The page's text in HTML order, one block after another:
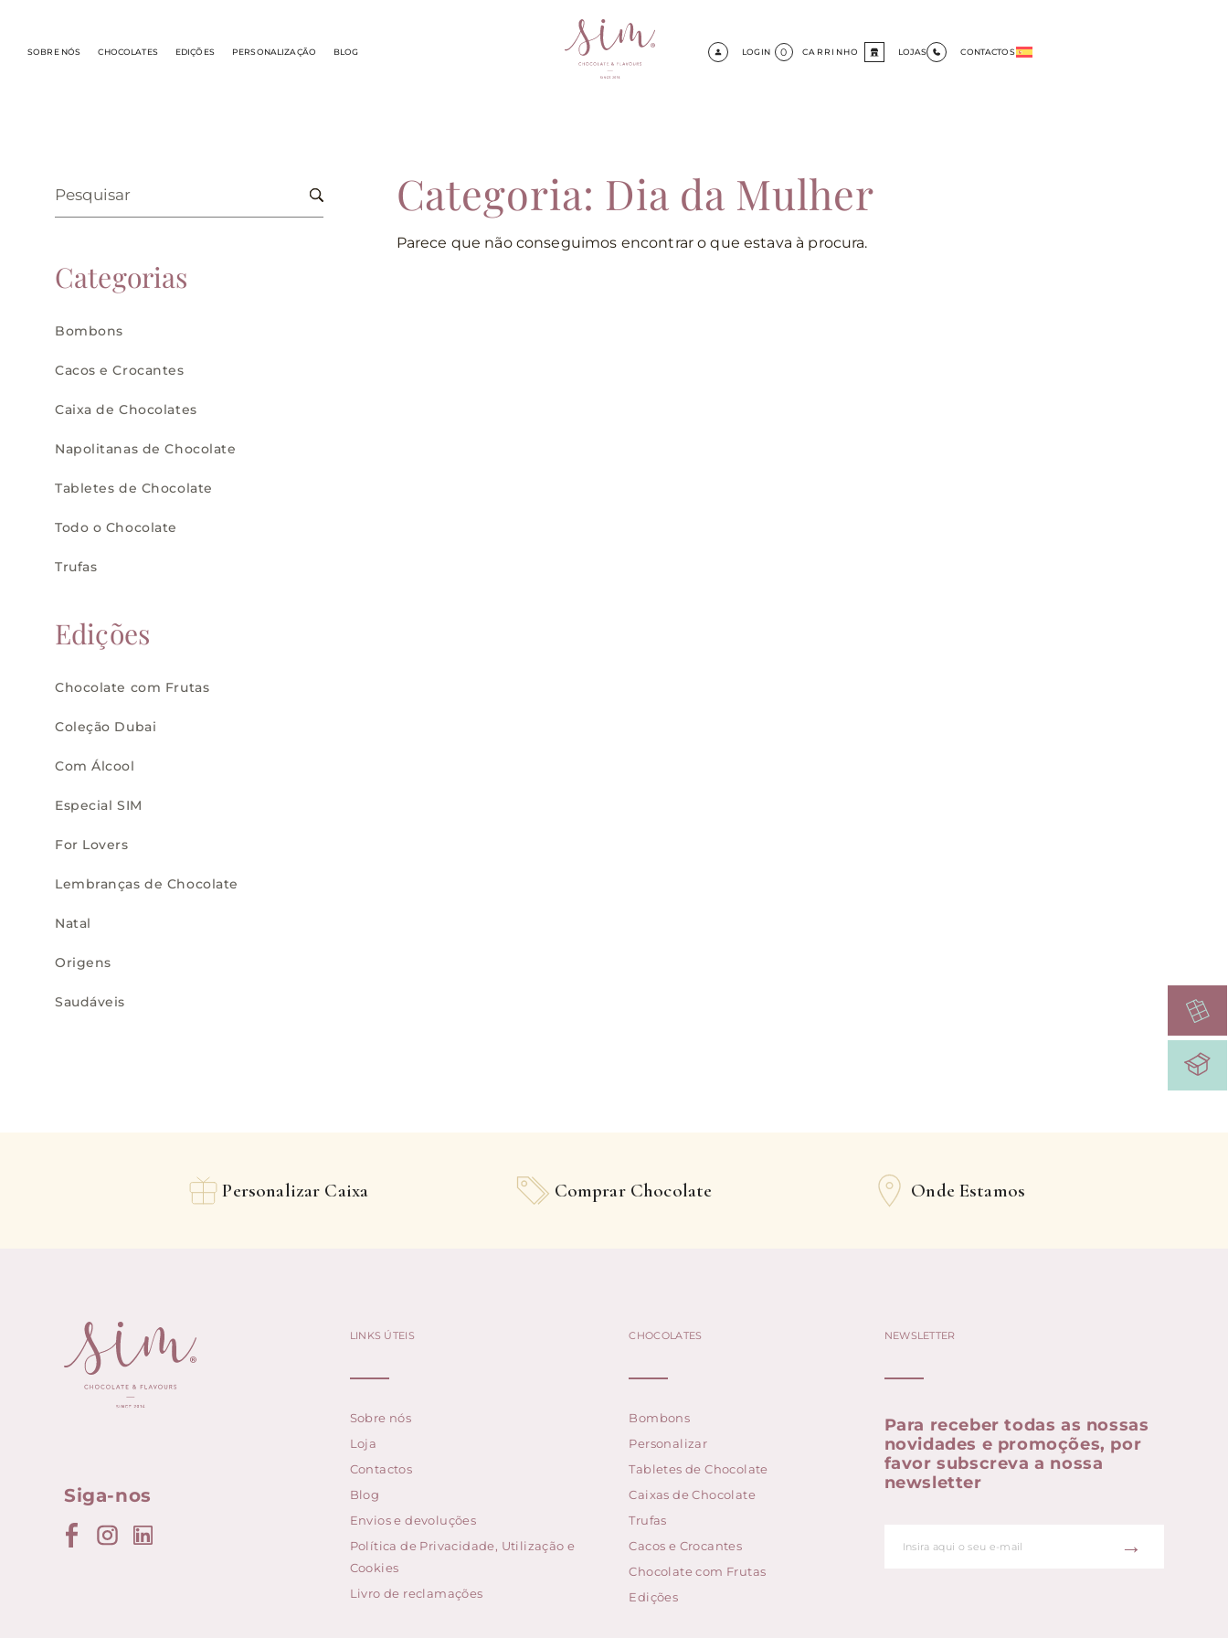
SOBRE NÓS CHOCOLATES EDIÇÕES PERSONALIZAÇÃO BLOG LOGIN CARRINHO
0 LOJAS CONTACTOS
Categorias
Bombons
Cacos e Crocantes
Caixa de Chocolates
Napolitanas de Chocolate
Tabletes de Chocolate
Todo o Chocolate
Trufas
Edições
Chocolate com Frutas
Coleção Dubai
Com Álcool
Especial SIM
For Lovers
Lembranças de Chocolate
Natal
Origens
Saudáveis
Categoria: Dia da Mulher
Parece que não conseguimos encontrar o que estava à procura.
Personalizar Caixa Comprar Chocolate Onde Estamos
Siga-nos
LINKS ÚTEIS
Sobre nós
Loja
Contactos
Blog
Envios e devoluções
Política de Privacidade, Utilização e
Cookies
Livro de reclamações
CHOCOLATES
Bombons
Personalizar
Tabletes de Chocolate
Caixas de Chocolate
Trufas
Cacos e Crocantes
Chocolate com Frutas
Edições
NEWSLETTER
Para receber todas as nossas
novidades e promoções, por
favor subscreva a nossa
newsletter
→